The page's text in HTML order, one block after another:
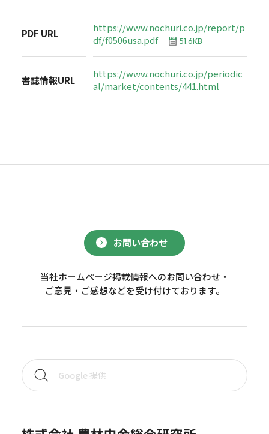
PDF URL
https://www.nochuri.co.jp/report/p
df/f0506usa.pdf
51.6KB
書誌情報URL
https://www.nochuri.co.jp/periodic
al/market/contents/441.html
お問い合わせ
当社ホームページ掲載情報へのお問い合わせ・
ご意見・ご感想などを受け付けております。